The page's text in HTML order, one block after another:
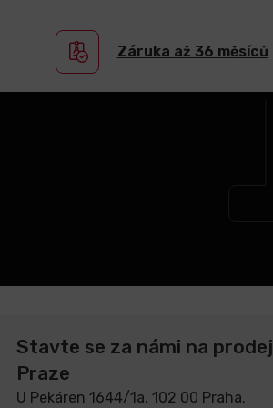
Záruka až 36 měsíců
Stavte se za námi na
Praze
U Pekáren 1644/1a, 102 00 Praha.